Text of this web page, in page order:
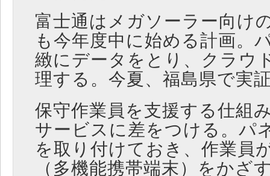
富士通はメガソーラー向け
も今年度中に始める計画。
緻にデータをとり、クラウ
理する。今夏、福島県で実
保守作業員を支援する仕組
サービスに差をつける。パ
を取り付けておき、作業員
（多機能携帯端末）をかざ